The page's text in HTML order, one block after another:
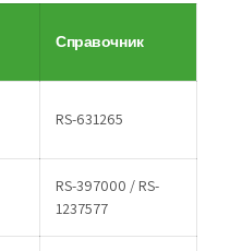
Справочник
RS-631265
RS-397000 / RS-
1237577